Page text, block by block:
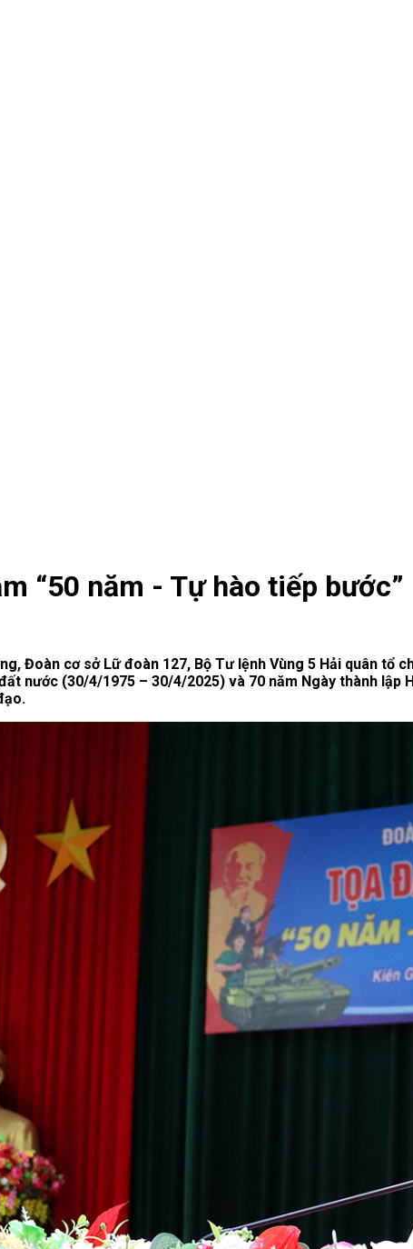
“50 năm - Tự hào tiếp bước”
Đoàn cơ sở Lữ đoàn 127, Bộ Tư lệnh Vùng 5 Hải quân tổ
nước (30/4/1975 – 30/4/2025) và 70 năm Ngày thành